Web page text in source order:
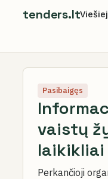
tenders.lt
Pasibaigęs
vaistų
Perkančioji